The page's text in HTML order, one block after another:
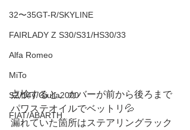
32〜35GT-R/SKYLINE
FAIRLADY Z S30/S31/HS30/33
Alfa Romeo
MiTo
SZ/147/Giulia2000
FIAT/ABARTH
点検すると、カバーが前から後ろまで
パワステオイルでベットリ💦
漏れていた箇所はステアリングラック